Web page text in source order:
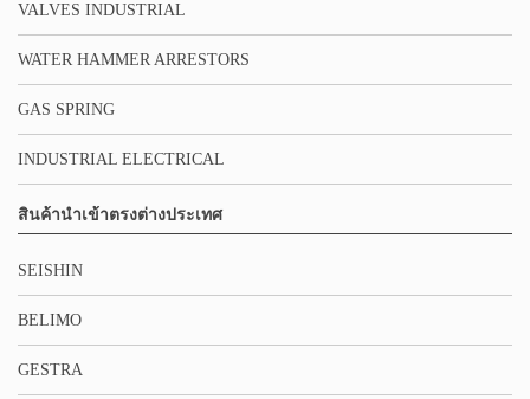
VALVES INDUSTRIAL
WATER HAMMER ARRESTORS
GAS SPRING
INDUSTRIAL ELECTRICAL
สินค้านำเข้าตรงต่างประเทศ
SEISHIN
BELIMO
GESTRA